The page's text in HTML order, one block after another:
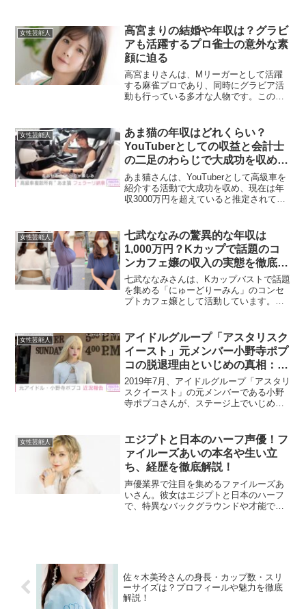
回は、信子さんの実家の場所やその豪邸
の詳細、そして家系につい...
女性芸能人
高宮まりの結婚や年収は？グラビ
アも活躍するプロ雀士の意外な素
顔に迫る
高宮まりさんは、Mリーガーとして活躍
する麻雀プロであり、同時にグラビア活
動も行っている多才な人物です。この記
す。高宮まりは結婚している？高宮まり
さんは、現在結婚しておらず...
女性芸能人
あま猫の年収はどれくらい？
YouTuberとしての収益と会計士
の二足のわらじで大成功を収めた
理由とは？
あま猫さんは、YouTuberとして高級車を
紹介する活動で大成功を収め、現在は年
収3000万円を超えていると推定されてい
公認会計士としてのキャリアも大きく貢
献して...
女性芸能人
七武ななみの驚異的な年収は
1,000万円？Kカップで話題のコ
ンカフェ嬢の収入の実態を徹底解
説！
七武ななみさんは、Kカップバストで話題
を集める「にゅーどりーみん」のコンセ
プトカフェ嬢として活動しています。
は、七武ななみさんの年収に焦点を当
て、その実態を見ていきます...
女性芸能人
アイドルグループ「アスタリスク
イースト」元メンバー小野寺ポプ
コの脱退理由といじめの真相：メ
ンバー間の関係性を探る
2019年7月、アイドルグループ「アスタリ
スクイースト」の元メンバーである小野
寺ポプコさんが、ステージ上でいじめ告
ったのでしょうか。本記事では、当時の
状況やメンバー間の...
女性芸能人
エジプトと日本のハーフ声優！フ
ァイルーズあいの本名や生い立
ち、経歴を徹底解説！
声優業界で注目を集めるファイルーズあ
いさん。彼女はエジプトと日本のハーフ
で、特異なバックグラウンドや才能で多
佐々木美玲さんの身長・カップ数・スリ
ーサイズは？プロフィールや魅力を徹底
解説！